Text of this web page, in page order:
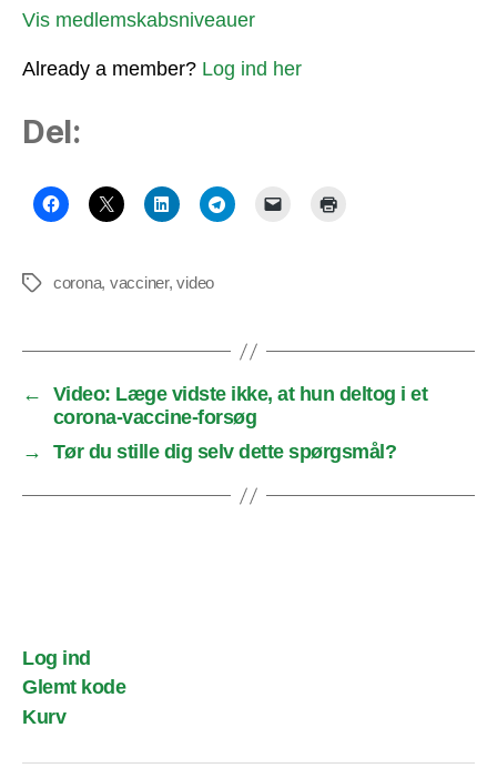
Vis medlemskabsniveauer
Already a member? Log ind her
Del:
Tagscorona, vacciner,video
←
Video: Læge vidste ikke, at hun deltog i et
corona-vaccine-forsøg
→
Tør du stille dig selv dette spørgsmål?
Log ind
Glemt kode
Kurv